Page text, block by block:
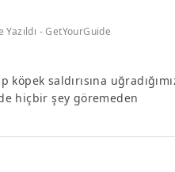
- GetYourGuide
saldırısına
hiçbir şey göremeden